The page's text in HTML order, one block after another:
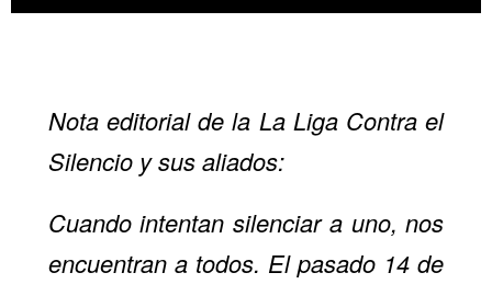
Nota editorial de la La Liga Contra el
Silencio y sus aliados:
Cuando intentan silenciar a uno, nos
encuentran a todos. El pasado 14 de